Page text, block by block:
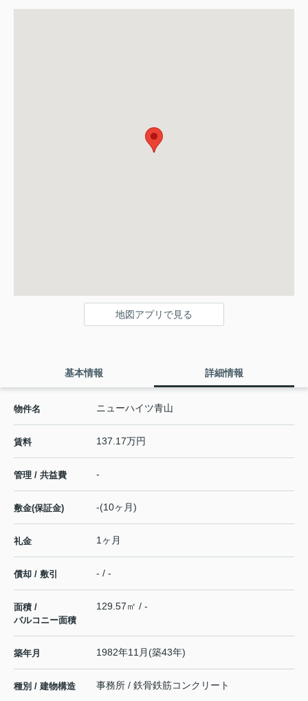
地図アプリで見る
基本情報 詳細情報
物件名 ニューハイツ青山
賃料 137.17万円
管理 / 共益費 -
敷金(保証金) -(10ヶ月)
礼金 1ヶ月
償却 / 敷引 - / -
面積 /
バルコニー面積
129.57㎡ / -
築年月 1982年11月(築43年)
種別 / 建物構造 事務所 / 鉄骨鉄筋コンクリート